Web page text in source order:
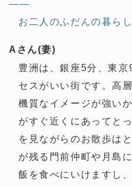
——
お二人のふだんの暮ら
Aさん(妻)
豊洲は、銀座5分、東京
セスがいい街です。高
機質なイメージが強い
がすぐ近くにあってと
を見ながらのお散歩は
が残る門前仲町や月島
飯を食べにいけますし